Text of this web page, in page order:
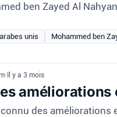
ben Zayed Al
unis Mohammed ben
• Il y a 3 mois
des